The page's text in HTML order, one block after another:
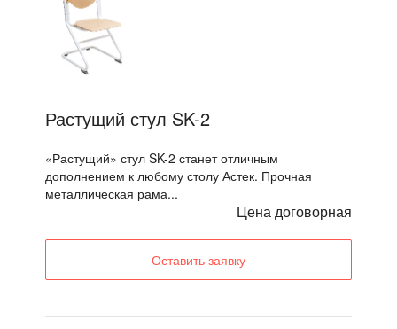
Растущий стул SK-2
«Растущий» стул SK-2 станет отличным
дополнением к любому столу Астек. Прочная
металлическая рама...
Цена договорная
Оставить заявку